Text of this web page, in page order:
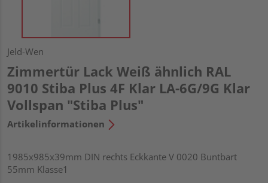
Jeld-Wen
Zimmertür Lack Weiß ähnlich RAL
9010 Stiba Plus 4F Klar LA-6G/9G Klar
Vollspan "Stiba Plus"
Artikelinformationen
1985x985x39mm DIN rechts Eckkante V 0020 Buntbart
55mm Klasse1